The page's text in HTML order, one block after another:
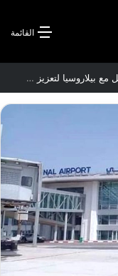
القائمة
سعيود يشدد على إلزامية استكمال جميع عمليات تعويض متضرري حرائق الغابات قبل نهاية شهر أوت